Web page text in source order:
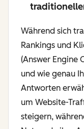
Während sich
Rankings und
(Answer Engine
und wie genau
Antworten
um Website-
steigern,